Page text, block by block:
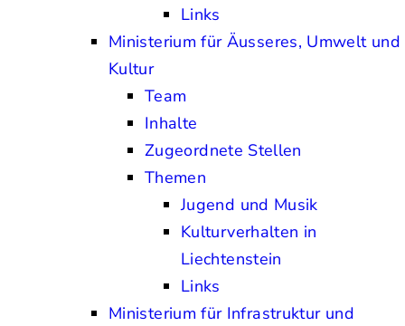
Links
Ministerium für Äusseres, Umwelt und
Kultur
Team
Inhalte
Zugeordnete Stellen
Themen
Jugend und Musik
Kulturverhalten in
Liechtenstein
Links
Ministerium für Infrastruktur und